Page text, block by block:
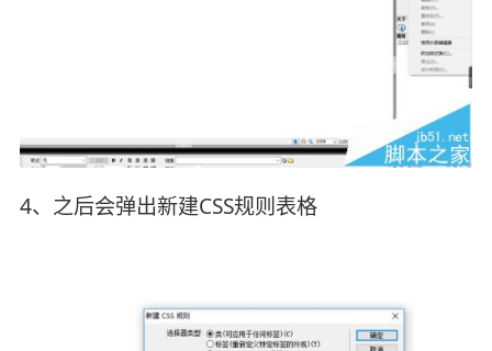
4、之后会弹出新建CSS规则表格